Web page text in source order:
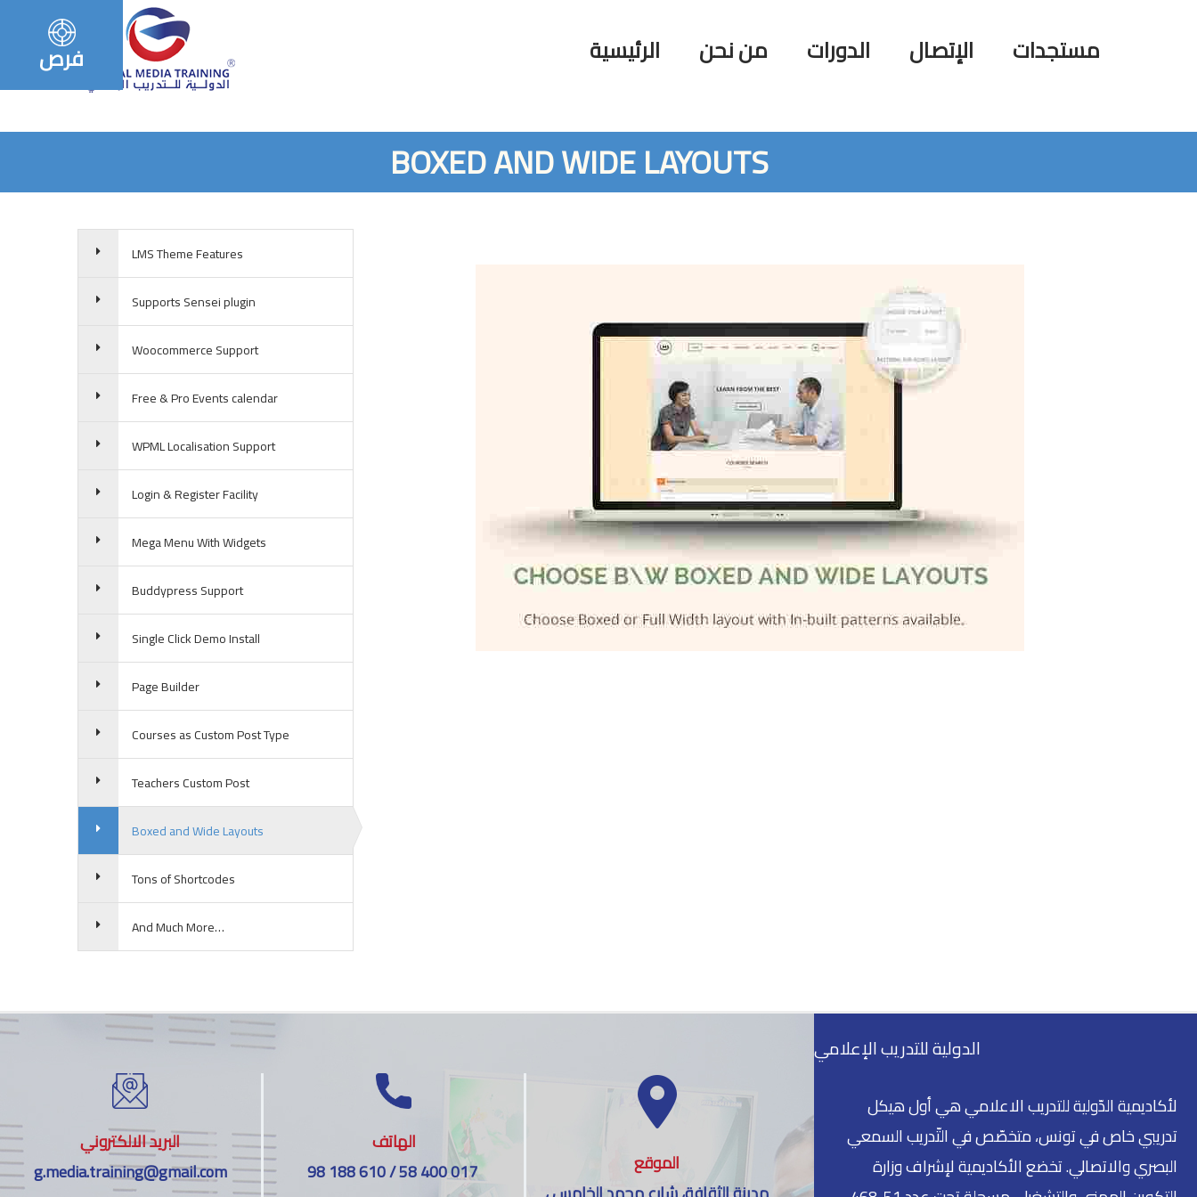
فرص الرئيسية من نحن الدورات الإتصال مستجدات
BOXED AND WIDE LAYOUTS
LMS Theme Features
Supports Sensei plugin
Woocommerce Support
Free & Pro Events calendar
WPML Localisation Support
Login & Register Facility
Mega Menu With Widgets
Buddypress Support
Single Click Demo Install
Page Builder
Courses as Custom Post Type
Teachers Custom Post
Boxed and Wide Layouts
Tons of Shortcodes
And Much More…
البريد الالكتروني
g.media.training@gmail.com
الهاتف
98 188 610 / 58 400 017
الموقع
الدولية للتدريب الإعلامي
لأكاديمية الدّولية للتدريب الاعلامي هي أول هيكل
تدريبي خاص في تونس، متخصّص في التّدريب السمعي
البصري والاتصالي. تخضع الأكاديمية لإشراف وزارة